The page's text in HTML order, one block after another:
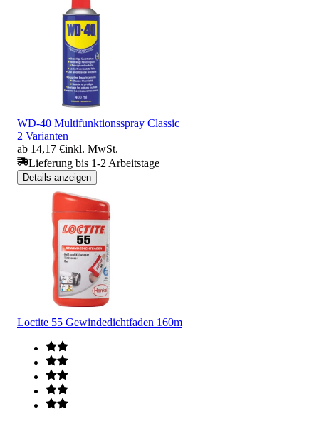
WD-40 Multifunktionsspray Classic
2 Varianten
ab 14,17 €inkl. MwSt.
Lieferung bis 1-2 Arbeitstage
Details anzeigen
Loctite 55 Gewindedichtfaden 160m